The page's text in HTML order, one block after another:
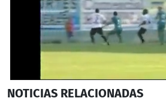
seconds
NOTICIAS RELACIONADAS